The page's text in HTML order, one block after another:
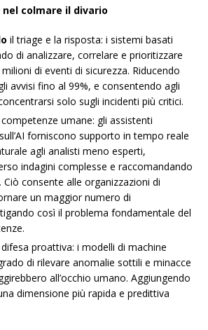
nel colmare il divario
il triage e la risposta: i sistemi basati
di analizzare, correlare e prioritizzare
di eventi di sicurezza. Riducendo
avvisi fino al 99%, e consentendo agli
solo sugli incidenti più critici.
umane: gli assistenti
forniscono supporto in tempo reale
agli analisti meno esperti,
indagini complesse e raccomandando
consente alle organizzazioni di
un maggior numero di
così il problema fondamentale del
proattiva: i modelli di machine
di rilevare anomalie sottili e minacce
all’occhio umano. Aggiungendo
dimensione più rapida e predittiva